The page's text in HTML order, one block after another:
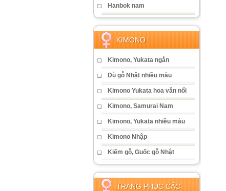
Hanbok nam
KIMONO
Kimono, Yukata ngắn
Dù gỗ Nhật nhiều màu
Kimono Yukata hoa văn nổi
Kimono, Samurai Nam
Kimono, Yukata nhiều màu
Kimono Nhập
Kiếm gỗ, Guốc gỗ Nhật
TRANG PHỤC CÁC